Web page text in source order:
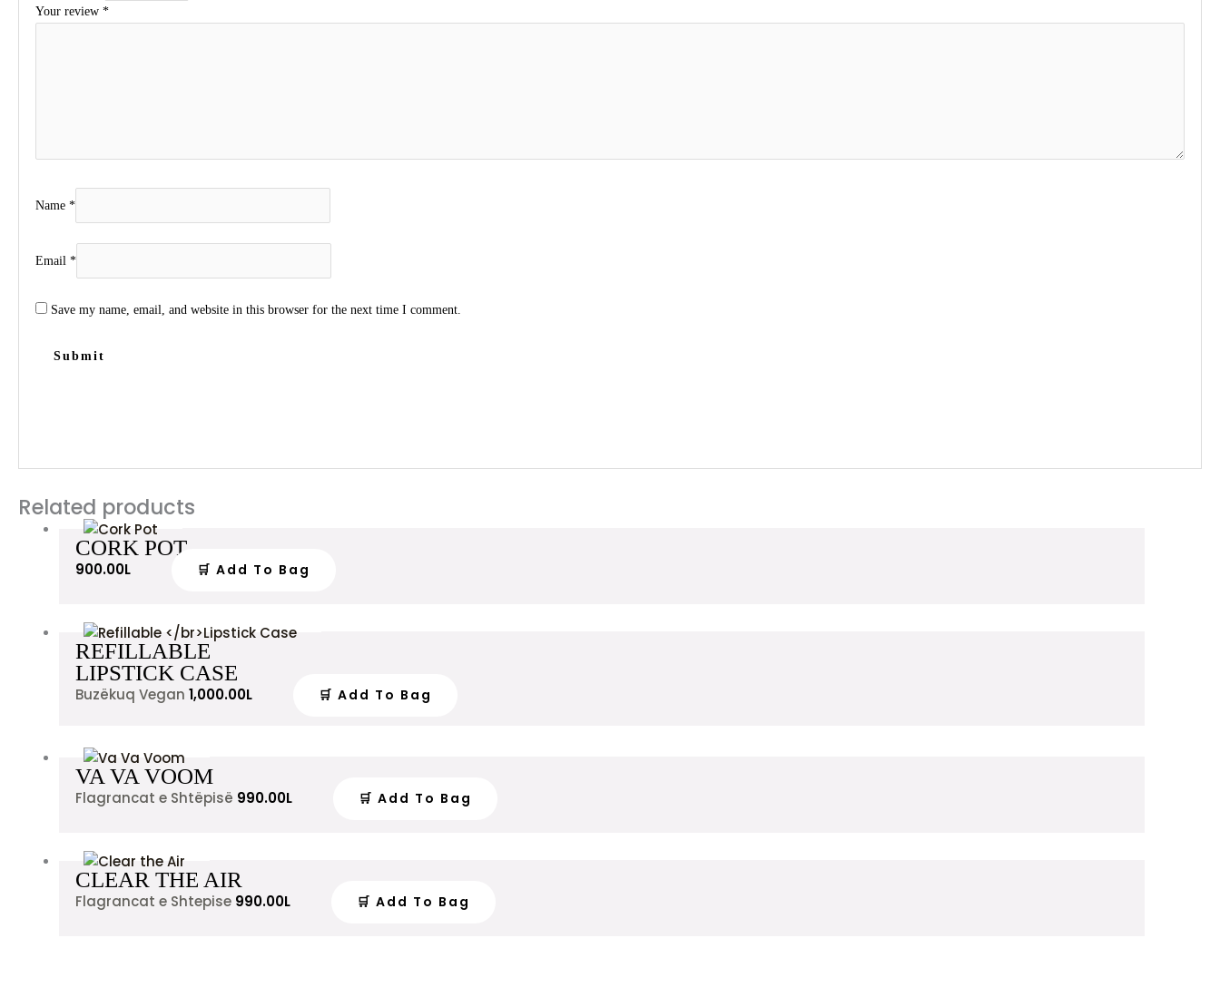
Your review*
Name*
Email*
Save my name, email, and website in this browser for the next time I comment.
Related products
CORK POT
900.00L 🛒 Add To Bag
REFILLABLE
LIPSTICK CASE
Buzëkuq Vegan 1,000.00L 🛒 Add To Bag
VA VA VOOM
Flagrancat e Shtëpisë 990.00L 🛒 Add To Bag
CLEAR THE AIR
Flagrancat e Shtepise 990.00L 🛒 Add To Bag